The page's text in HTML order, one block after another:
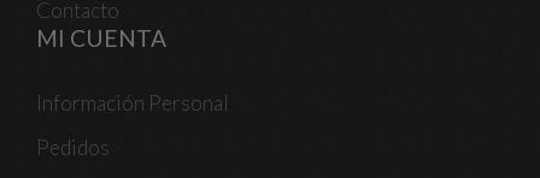
Contacto
MI CUENTA
Información Personal
Pedidos